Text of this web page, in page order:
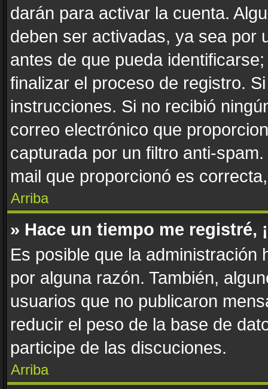
darán para activar la cuenta.
deben ser activadas, ya sea por
antes de que pueda
finalizar el proceso de registro.
instrucciones. Si no recibió
correo electrónico que
capturada por un filtro anti-
mail que proporcionó es
Arriba
» Hace un tiempo me registré,
Es posible que la
por alguna razón. También,
usuarios que no publicaron
reducir el peso de la base de
participe de las discuciones.
Arriba